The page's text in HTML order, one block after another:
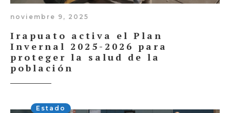
noviembre 9, 2025
Irapuato activa el Plan
Invernal 2025-2026 para
proteger la salud de la
población
Estado